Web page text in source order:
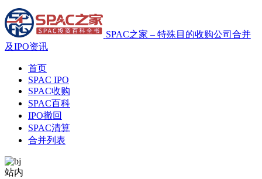
SPAC之家 – 特殊目的收购公司合并
及IPO资讯
首页
SPAC IPO
SPAC收购
SPAC百科
IPO撤回
SPAC清算
合并列表
站内